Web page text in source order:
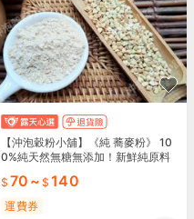
【沖泡穀粉小舖】《純 蕎麥粉》 10
0%純天然無糖無添加！新鮮純原料
麵粉 蕎麥
70 ~ 140
運費券